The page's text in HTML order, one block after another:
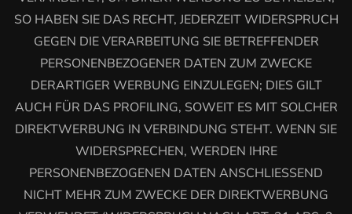
SO HABEN SIE DAS RECHT, JEDERZEIT WIDERSPRUCH
GEGEN DIE VERARBEITUNG SIE BETREFFENDER
PERSONENBEZOGENER DATEN ZUM ZWECKE
DERARTIGER WERBUNG EINZULEGEN; DIES GILT
AUCH FÜR DAS PROFILING, SOWEIT ES MIT SOLCHER
DIREKTWERBUNG IN VERBINDUNG STEHT. WENN SIE
WIDERSPRECHEN, WERDEN IHRE
PERSONENBEZOGENEN DATEN ANSCHLIESSEND
NICHT MEHR ZUM ZWECKE DER DIREKTWERBUNG